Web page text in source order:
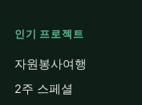
인기 프로젝트
자원봉사여행
2주 스페셜